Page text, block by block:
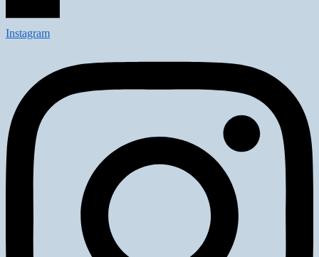
Instagram